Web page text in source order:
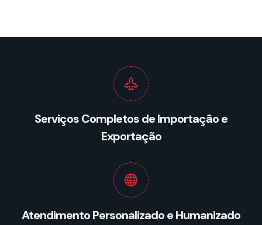
Serviços Completos de Importação e
Exportação
Atendimento Personalizado e Humanizado